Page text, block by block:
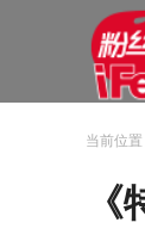
当前位置